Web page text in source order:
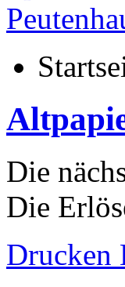
Die
Die
Drucken